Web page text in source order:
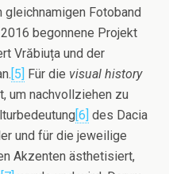
gleichnamigen Fotoband
begonnene Projekt
Vrăbiuța und der
[5] Für die visual history
um nachvollziehen zu
[6] des Dacia
und für die jeweilige
Akzenten ästhetisiert,